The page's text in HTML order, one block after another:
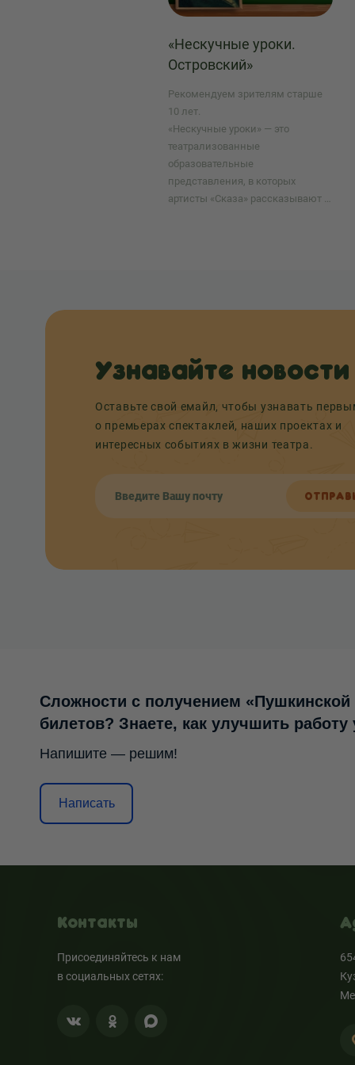
«Нескучные уроки.
Островский»
Рекомендуем зрителям старше
10 лет.
«Нескучные уроки» — это
театрализованные
образовательные
представления, в которых
артисты «Сказа» рассказывают о
Узнавайте новости
Оставьте свой емайл, чтобы узнавать
о премьерах спектаклей, наших проектах и
интересных событиях в жизни театра.
Сложности с получением
билетов? Знаете, как улучшить
Напишите — решим!
Написать
Контакты
Присоединяйтесь к нам
в социальных сетях: